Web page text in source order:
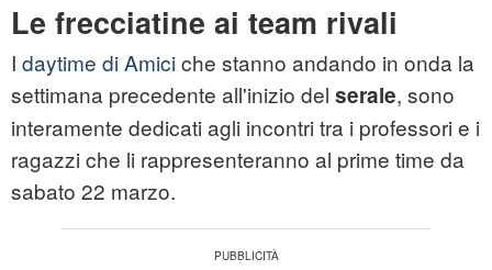
Le frecciatine ai team rivali
I daytime di Amiciche stanno andando in onda la
settimana precedente all'inizio del serale, sono
interamente dedicati agli incontri tra i professori e i
ragazzi che li rappresenteranno al prime time da
sabato 22 marzo.